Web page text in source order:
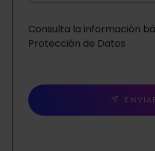
Consulta la información
Protección de Datos